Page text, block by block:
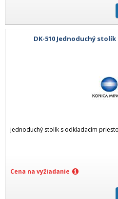
DK-510 Jednoduchý stolík
jednoduchý stolík s odkladacím
Cena na vyžiadanie